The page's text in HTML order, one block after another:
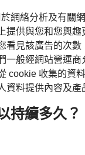
網絡分析及有關
提供與您和您興趣
看見該廣告的次
一般經網站營運商
cookie 收集的資
資料提供內容及產
持續多久？